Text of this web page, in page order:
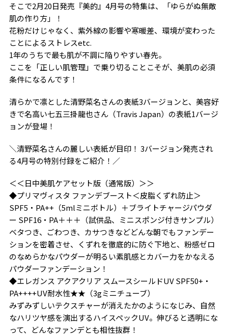
そこで2月20日発売『美的』4月号の特集は、「ゆらがぬ無敵
肌の作り方」！
花粉だけじゃなく、紫外線の影響や寒暖差、環境が変わった
ことによるストレスetc.
1年のうちで最も肌が不調に陥りやすい春先。
ここを「正しい肌管理」で乗り切ることこそが、美肌の必須
条件になるんです！
清らかで凛とした清野菜名さんの表紙3バージョンと、美容好
きで名高い七五三掛龍也さん（Travis Japan）の表紙1バージ
ョンが登場！
＼清野菜名さんの麗しい表紙が目印！ 3バージョン発売され
る4月号の特別付録をご紹介！／
＜＜日中美肌ケアセット版（通常版）＞＞
◆プリマヴィスタ ファンデブースト＜皮脂くずれ防止＞
SPF5・PA++（5mlミニボトル）＋ブライトチャージパウダ
ー SPF16・PA＋＋＋（試供品、ミニスポンジ付きサンプル）
ベタつき、ごわつき、カサつきなどどんな朝でもファンデー
ションを密着させ、くずれを徹底的に防ぐ下地と、粉感ゼロ
のなめらかなパウダーが明るい素肌感とカバー力をかなえる
パウダーファンデーション！
◆エレガンス アクアクリア スムースシールドUV SPF50+・
PA++++UV耐水性★★（3gミニチューブ）
みずみずしいテクスチャーが消えたかのようになじみ、自然
なハリツヤ感を演出するハイスペックUV。伸びると透明にな
って、どんなファンデとも相性抜群！